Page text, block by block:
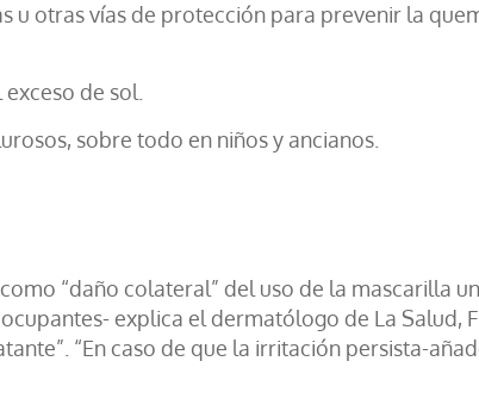
otras vías de protección para prevenir la
de sol.
sobre todo en niños y ancianos.
“daño colateral” del uso de la mascarilla
explica el dermatólogo de La Salud,
“En caso de que la irritación persista-